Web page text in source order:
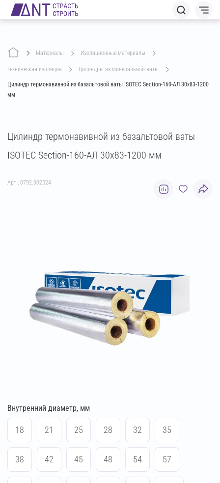
Материалы изоляционные материалы
техническая изоляция цилиндры из минеральной ваты
Цилиндр термонавивной из базальтовой ваты ISOTEC Section-160-АЛ 30х83-1200
мм
Цилиндр термонавивной из базальтовой ваты
ISOTEC Section-160-АЛ 30х83-1200 мм
Арт.: 0792.002524
Внутренний диаметр, мм
18 21 25 28 32 35
38 42 45 48 54 57